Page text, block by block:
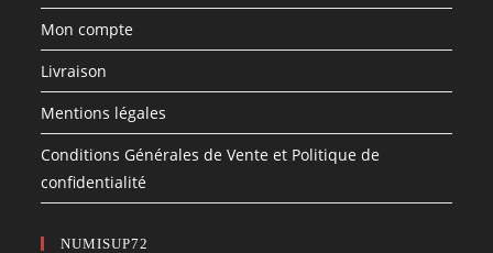
Mon compte
Livraison
Mentions légales
Conditions Générales de Vente et Politique de
confidentialité
NUMISUP72